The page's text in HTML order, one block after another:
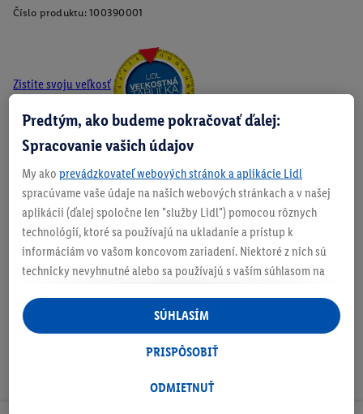
Číslo produktu: 100390001
Zistite svoju veľkosť
O produkte
Predtým, ako budeme pokračovať ďalej:
Spracovanie vašich údajov
My ako prevádzkovateľ webových stránok a aplikácie Lidl
spracúvame vaše údaje na našich webových stránkach a v našej
aplikácii (ďalej spoločne len "služby Lidl") pomocou rôznych
technológií, ktoré sa používajú na ukladanie a prístup k
informáciám vo vašom koncovom zariadení. Niektoré z nich sú
technicky nevyhnutné alebo sa používajú s vaším súhlasom na
personalizovanú reklamu v rámci služieb Lidl aj mimo nich. Ak
ste účastníkom programu Lidl Plus, na tieto účely sa spracúvajú
aj údaje z vášho nákupného správania v obchode.
následne si vytvoríte účet Lidl Plus alebo sa prihlásite do svojho
ODMIETNUŤ
PRISPÔSOBIŤ
SÚHLASÍM